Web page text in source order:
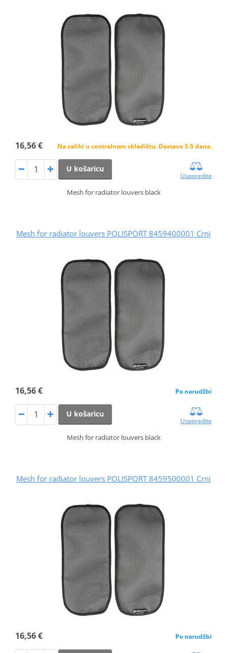
16,56 € Na zalihi u centralnom skladištu. Dostava 3-5 dana.
U košaricu
Usporedite
Mesh for radiator louvers black
Mesh for radiator louvers POLISPORT 8459400001 Crni
16,56 € Po narudžbi
U košaricu
Usporedite
Mesh for radiator louvers black
Mesh for radiator louvers POLISPORT 8459500001 Crni
16,56 € Po narudžbi